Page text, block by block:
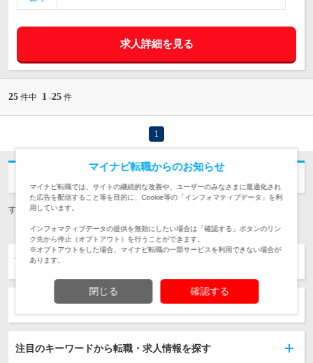
求人詳細を見る
25 件中 1 -25 件
1
すべての求人を見る
言語から転職・求人情報を探す
フレームワークから転職・求人情報を探す
注目のキーワードから転職・求人情報を探す
マイナビ転職からのお知らせ
マイナビ転職では、サイトの継続的な改善や、ユーザーのみなさまに最適化され
た広告を配信すること等を目的に、Cookie等の「インフォマティブデータ」を利
用しています。
インフォマティブデータの提供を無効にしたい場合は「確認する」ボタンのリン
ク先から停止（オプトアウト）を行うことができます。
※オプトアウトをした場合、マイナビ転職の一部サービスを利用できない場合が
あります。
閉じる 確認する